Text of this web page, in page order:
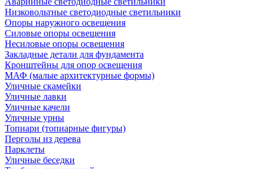
Низковольтные светодиодные светильники
Опоры наружного освещения
Силовые опоры освещения
Несиловые опоры освещения
Закладные детали для фундамента
Кронштейны для опор освещения
МАФ (малые архитектурные формы)
Уличные скамейки
Уличные лавки
Уличные качели
Уличные урны
Топиари (топиарные фигуры)
Перголы из дерева
Парклеты
Уличные беседки